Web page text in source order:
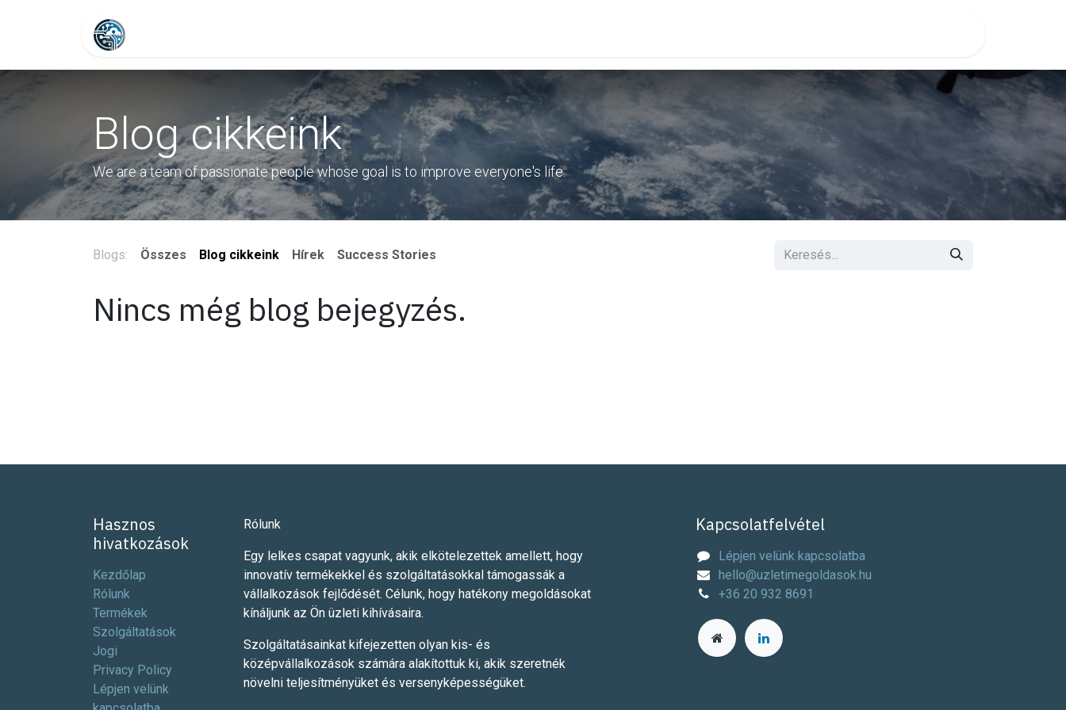
Blog cikkeink
We are a team of passionate people whose goal is to improve everyone's life.
Blogs: Összes Blog cikkeink Hírek Success Stories
Nincs még blog bejegyzés.
Hasznos
hivatkozások
Kezdőlap
Rólunk
Termékek
Szolgáltatások
Jogi
Privacy Policy
Lépjen velünk
Rólunk
Egy lelkes csapat vagyunk, akik elkötelezettek amellett, hogy
innovatív termékekkel és szolgáltatásokkal támogassák a
vállalkozások fejlődését. Célunk, hogy hatékony megoldásokat
kínáljunk az Ön üzleti kihívásaira.
Szolgáltatásainkat kifejezetten olyan kis- és
középvállalkozások számára alakítottuk ki, akik szeretnék
növelni teljesítményüket és versenyképességüket.
Kapcsolatfelvétel
Lépjen velünk kapcsolatba
hello@uzletimegoldasok.hu
+36 20 932 8691